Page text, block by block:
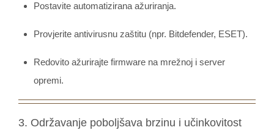
Postavite automatizirana ažuriranja.
Provjerite antivirusnu zaštitu (npr. Bitdefender, ESET).
Redovito ažurirajte firmware na mrežnoj i server
opremi.
3. Održavanje poboljšava brzinu i učinkovitost